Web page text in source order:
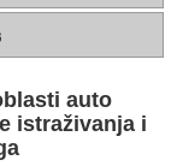
auto
istraživanja i